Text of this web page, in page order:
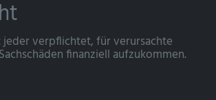
jeder verpflichtet, für verursachte
finanziell aufzukommen.